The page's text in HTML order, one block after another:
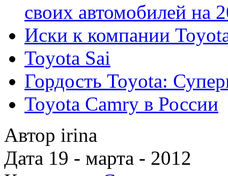
своих автомобилей на
Иски к компании
Toyota Sai
Гордость Toyota:
Toyota Camry в России
Автор irina
Дата 19 - марта - 2012